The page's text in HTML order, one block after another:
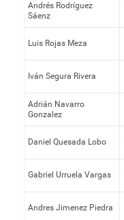
Andrés Rodríguez
Sáenz
Luis Rojas Meza
Iván Segura Rivera
Adrián Navarro
Gonzalez
Daniel Quesada Lobo
Gabriel Urruela Vargas
Andres Jimenez Piedra